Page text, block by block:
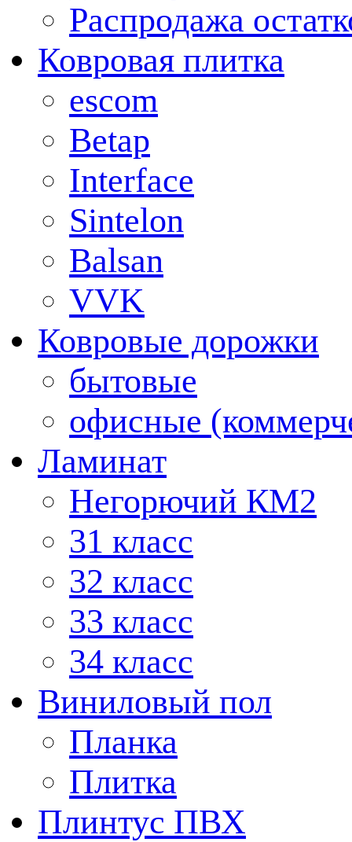
Распродажа
Ковровая плитка
escom
Betap
Interface
Sintelon
Balsan
VVK
Ковровые дорожки
бытовые
офисные
Ламинат
Негорючий КМ2
31 класс
32 класс
33 класс
34 класс
Виниловый пол
Планка
Плитка
Плинтус ПВХ